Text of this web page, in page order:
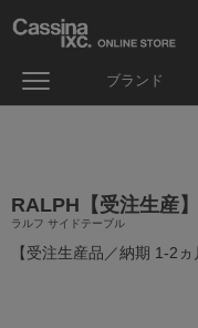
ブランド
RALPH【受注生産】
ラルフ サイドテーブル
【受注生産品／納期 1-2ヵ